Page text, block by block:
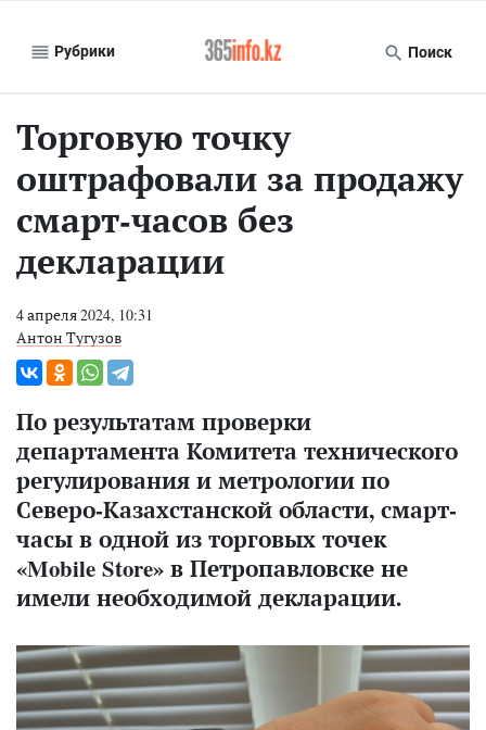
Рубрики Поиск
Торговую точку
оштрафовали за продажу
смарт-часов без
декларации
4 апреля 2024, 10:31
Антон Тугузов
По результатам проверки
департамента Комитета технического
регулирования и метрологии по
Северо-Казахстанской области, смарт-
часы в одной из торговых точек
«Mobile Store» в Петропавловске не
имели необходимой декларации.